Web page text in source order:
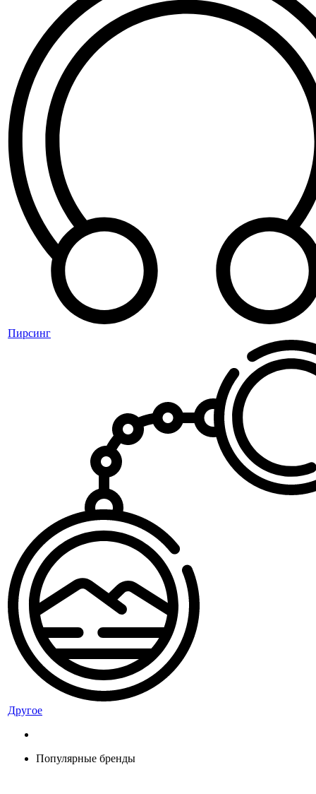
Пирсинг
Другое
Популярные бренды